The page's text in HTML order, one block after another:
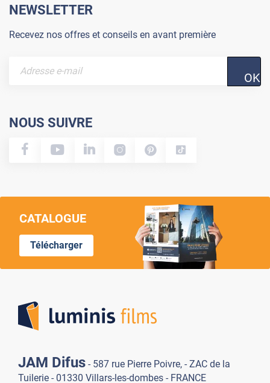
NEWSLETTER
Recevez nos offres et conseils en avant première
OK
NOUS SUIVRE
CATALOGUE
Télécharger
JAM Difus - 587 rue Pierre Poivre, - ZAC de la
Tuilerie - 01330 Villars-les-dombes - FRANCE